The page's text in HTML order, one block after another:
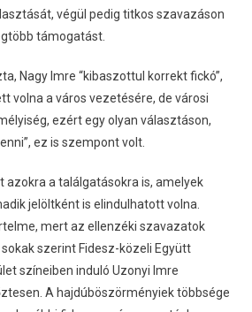
végül pedig titkos szavazáson
támogatást.
Nagy Imre “kibaszottul korrekt fickó”,
volna a város vezetésére, de városi
ezért egy olyan választáson,
ez is szempont volt.
azokra a találgatásokra is, amelyek
jelöltként is elindulhatott volna.
mert az ellenzéki szavazatok
szerint Fidesz-közeli Együtt
színeiben induló Uzonyi Imre
A hajdúböszörményiek többsége